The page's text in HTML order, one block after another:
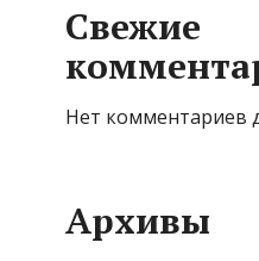
Свежие
Нет комментариев
Архивы